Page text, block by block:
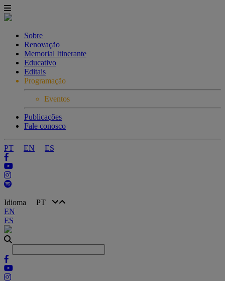
Sobre
Renovação
Memorial Itinerante
Educativo
Editais
Programação
Eventos
Publicações
Fale conosco
PT EN ES
Idioma PT
EN
ES